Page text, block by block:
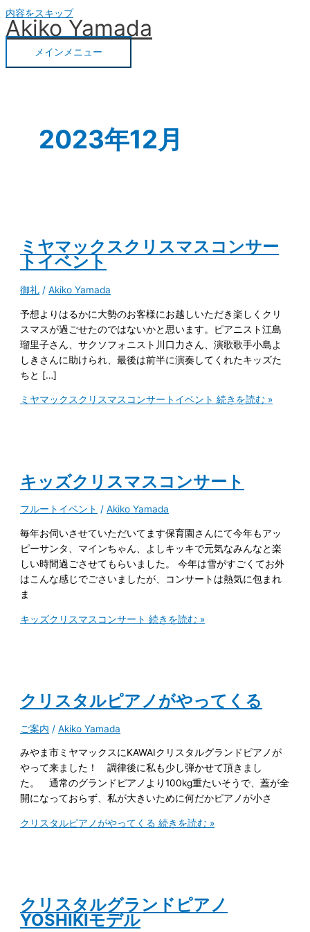
内容をスキップ
Akiko Yamada
メインメニュー
2023年12月
ミヤマックスクリスマスコンサー
トイベント
御礼 /Akiko Yamada
予想よりはるかに大勢のお客様にお越しいただき楽しくクリ
スマスが過ごせたのではないかと思います。ピアニスト江島
瑠里子さん、サクソフォニスト川口力さん、演歌歌手小島よ
しきさんに助けられ、最後は前半に演奏してくれたキッズた
ちと […]
ミヤマックスクリスマスコンサートイベント 続きを読む »
キッズクリスマスコンサート
フルートイベント /Akiko Yamada
毎年お伺いさせていただいてます保育園さんにて今年もアッ
ピーサンタ、マインちゃん、よしキッキで元気なみんなと楽
しい時間過ごさせてもらいました。 今年は雪がすごくてお外
はこんな感じでごさいましたが、コンサートは熱気に包まれ
ま
キッズクリスマスコンサート 続きを読む »
クリスタルピアノがやってくる
ご案内 /Akiko Yamada
みやま市ミヤマックスにKAWAIクリスタルグランドピアノが
やって来ました！ 調律後に私も少し弾かせて頂きまし
た。 通常のグランドピアノより100kg重たいそうで、蓋が全
開になっておらず、私が大きいために何だかピアノが小さ
クリスタルピアノがやってくる 続きを読む »
クリスタルグランドピアノ
YOSHIKIモデル